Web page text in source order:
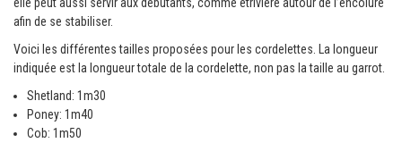
afin de se stabiliser.
Voici les différentes tailles proposées pour les cordelettes. La longueur
indiquée est la longueur totale de la cordelette, non pas la taille au garrot.
Shetland: 1m30
Poney: 1m40
Cob: 1m50